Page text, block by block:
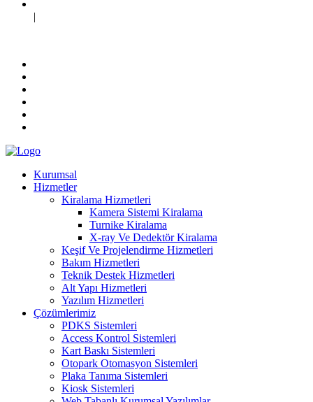
|
Kurumsal
Hizmetler
Kiralama Hizmetleri
Kamera Sistemi Kiralama
Turnike Kiralama
X-ray Ve Dedektör Kiralama
Keşif Ve Projelendirme Hizmetleri
Bakım Hizmetleri
Teknik Destek Hizmetleri
Alt Yapı Hizmetleri
Yazılım Hizmetleri
Çözümlerimiz
PDKS Sistemleri
Access Kontrol Sistemleri
Kart Baskı Sistemleri
Otopark Otomasyon Sistemleri
Plaka Tanıma Sistemleri
Kiosk Sistemleri